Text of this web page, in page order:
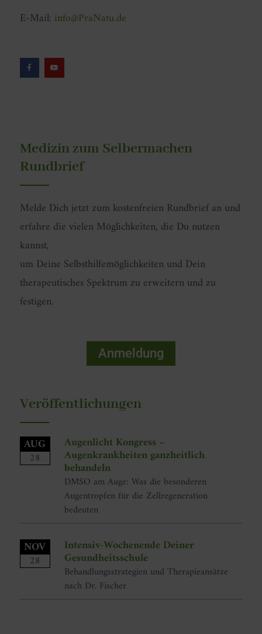
E-Mail: info@PraNatu.de
F
a
Y
o
Medizin zum Selbermachen
Rundbrief
Melde Dich jetzt zum kostenfreien Rundbrief an und
erfahre die vielen Möglichkeiten, die Du nutzen
kannst,
um Deine Selbsthilfemöglichkeiten und Dein
therapeutisches Spektrum zu erweitern und zu
festigen.
Anmeldung
Veröffentlichungen
AUG
28
Augenlicht Kongress –
Augenkrankheiten ganzheitlich
behandeln
DMSO am Auge: Was die besonderen
Augentropfen für die Zellregeneration
bedeuten
NOV
28
Intensiv-Wochenende Deiner
Gesundheitsschule
Behandlungsstrategien und Therapieansätze
nach Dr. Fischer